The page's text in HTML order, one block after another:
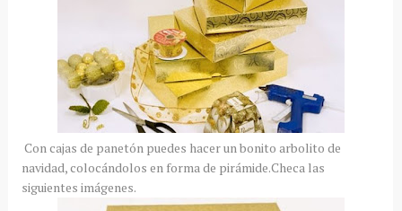
Con cajas de panetón puedes hacer un bonito arbolito de
navidad, colocándolos en forma de pirámide.Checa las
siguientes imágenes.